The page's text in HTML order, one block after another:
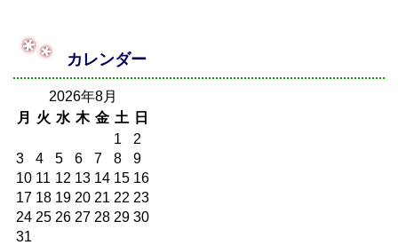
カレンダー
2026年8月
月
火 水 木 金 土
日
1
2
3
4 5 6 7 8
9
10 11 12 13 14 15 16
17 18 19 20 21 22 23
24 25 26 27 28 29 30
31